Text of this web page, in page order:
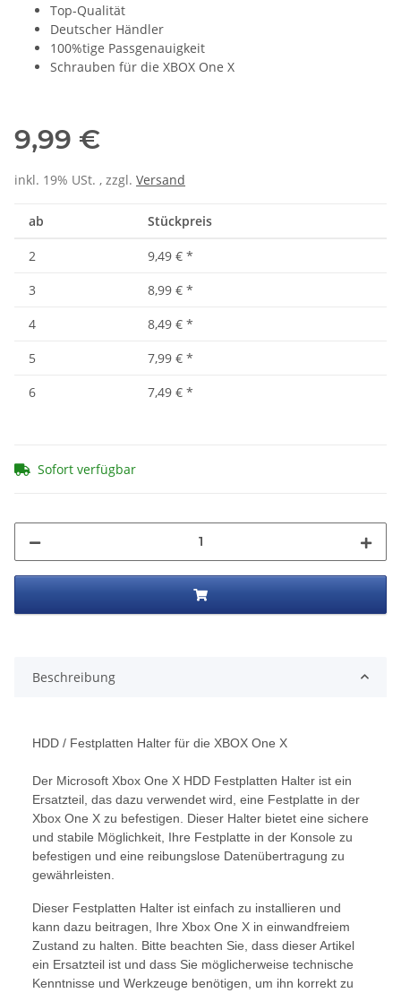
Top-Qualität
Deutscher Händler
100%tige Passgenauigkeit
Schrauben für die XBOX One X
9,99 €
inkl. 19% USt. , zzgl. Versand
ab Stückpreis
2 9,49 € *
3
8,99 € *
4
8,49 € *
5
7,99 € *
6
7,49 € *
Sofort verfügbar
Beschreibung
HDD / Festplatten Halter für die XBOX One X
Der Microsoft Xbox One X HDD Festplatten Halter ist ein
Ersatzteil, das dazu verwendet wird, eine Festplatte in der
Xbox One X zu befestigen. Dieser Halter bietet eine sichere
und stabile Möglichkeit, Ihre Festplatte in der Konsole zu
befestigen und eine reibungslose Datenübertragung zu
gewährleisten.
Dieser Festplatten Halter ist einfach zu installieren und
kann dazu beitragen, Ihre Xbox One X in einwandfreiem
Zustand zu halten. Bitte beachten Sie, dass dieser Artikel
ein Ersatzteil ist und dass Sie möglicherweise technische
Kenntnisse und Werkzeuge benötigen, um ihn korrekt zu